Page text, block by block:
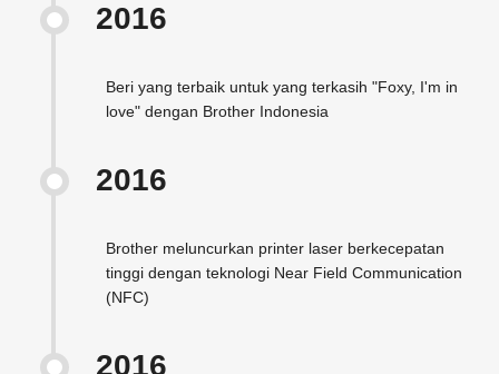
2016
Beri yang terbaik untuk yang terkasih "Foxy, I'm in
love" dengan Brother Indonesia
2016
Brother meluncurkan printer laser berkecepatan
tinggi dengan teknologi Near Field Communication
(NFC)
2016